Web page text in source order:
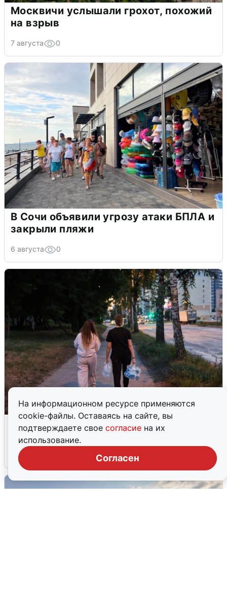
На информационном ресурсе применяются
cookie-файлы. Оставаясь на сайте, вы
подтверждаете свое согласие на их
использование.
Согласен
Москвичи услышали грохот, похожий
на взрыв
7 августа 0
В Сочи объявили угрозу атаки БПЛА и
закрыли пляжи
6 августа 0
Опубликована карта отключений
воды в Воронеже
6 августа